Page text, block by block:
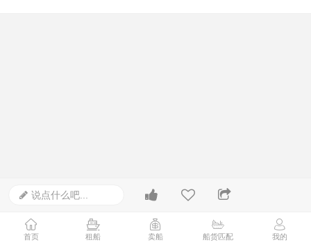
说点什么吧...
首页 租船 卖船 船货匹配 我的